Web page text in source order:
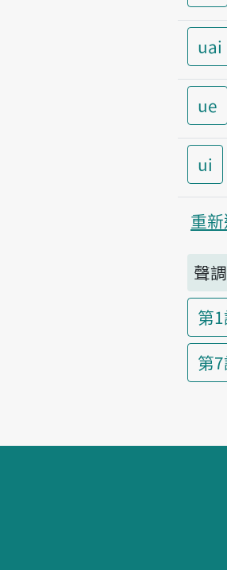
uai
ue
ui
重
聲
第
第